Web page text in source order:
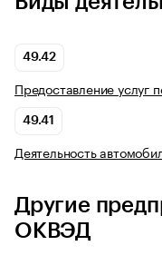
49.42
Предоставление услуг
49.41
Деятельность
Другие
ОКВЭД